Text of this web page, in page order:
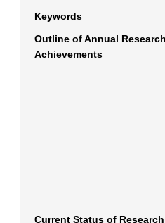
Keywords
Outline of Annual Research
Achievements
Current Status of Research